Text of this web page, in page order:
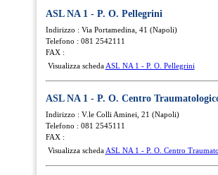
ASL NA 1 - P. O. Pellegrini
Indirizzo : Via Portamedina, 41 (Napoli)
Telefono : 081 2542111
FAX :
Visualizza scheda ASL NA 1 - P. O. Pellegrini
ASL NA 1 - P. O. Centro
Indirizzo : V.le Colli Aminei, 21 (Napoli)
Telefono : 081 2545111
FAX :
Visualizza scheda ASL NA 1 - P. O. Centro